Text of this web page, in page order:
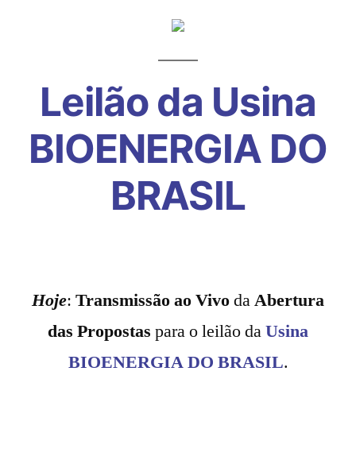
Leilão da Usina
BIOENERGIA DO
BRASIL
Hoje: Transmissão ao VivodaAbertura
das Propostas para o leilão daUsina
BIOENERGIA DO BRASIL.